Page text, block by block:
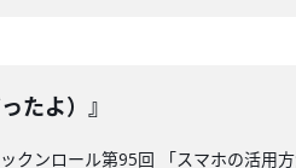
たよ）』
クンロール第95回 「スマホの活用